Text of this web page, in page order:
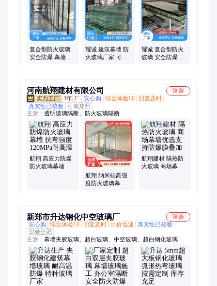
火、防火玻璃实地工厂、玻璃定制、LOWE玻璃、节能玻璃
复合型防火玻璃
安全防爆 幕墙隔
耀诚 建筑幕墙 防
火玻璃厂家 可支
耀诚 复合型防火
玻璃 安全防爆 坚
河南航翔建材有限公司
洽谈
3年 厂 安心购 综合体验L0
回复及时
真实性已核验 河南郑州
主营： 透明玻璃隔断、防火玻璃隔断
航翔 高应力防爆
防火玻璃幕墙 抗
航翔 纳米硅高强
度防火玻璃幕墙
航翔建材 隔热防
火玻璃 商场幕墙
新郑市升达钢化中空玻璃厂
洽谈
安心购
综合体验L0 回复及时 出价迅速
真实性已核验
安徽合肥
主营： 幕墙夹胶玻璃、超白玻璃、中空玻璃、超白钢化玻璃